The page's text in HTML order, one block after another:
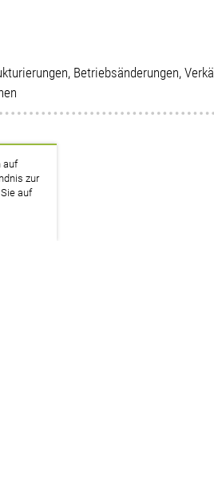
auf
zur
auf
Betriebsänderungen,